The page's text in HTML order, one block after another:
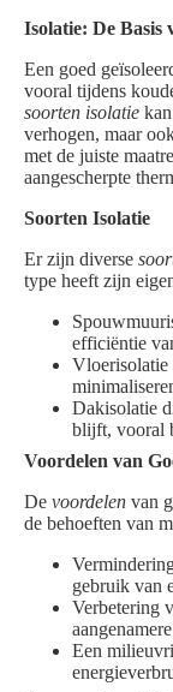
Isolatie: De Basis
Een goed
vooral tijdens
soorten isolatie
verhogen, maar
met de juiste
aangescherpte
Soorten Isolatie
Er zijn diverse
type heeft zijn
efficiëntie
Vloerisolatie
Dakisolatie
blijft, vooral
Voordelen van
De voordelen van
de behoeften van
gebruik van
Verbetering
Een